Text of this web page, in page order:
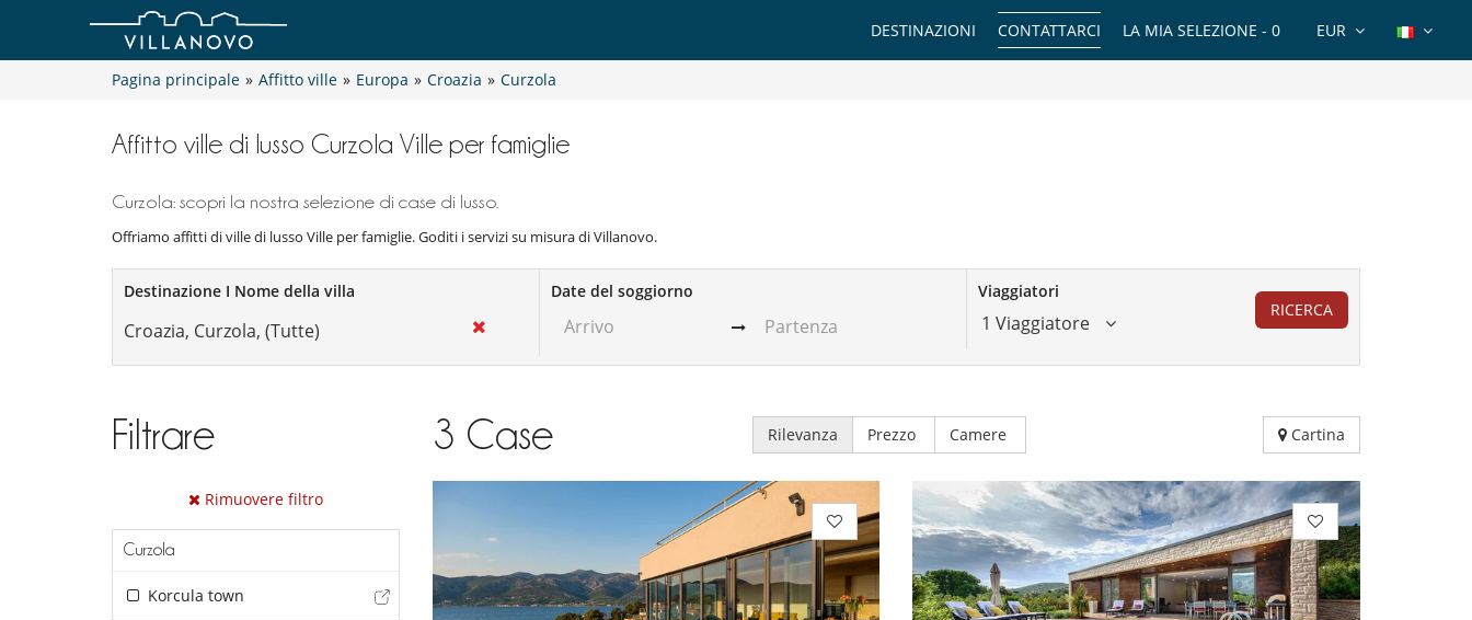
EUR
LA MIA SELEZIONE - 0
CONTATTARCI
DESTINAZIONI
Pagina principale » Affitto ville » Europa » Croazia » Curzola
Affitto ville di lusso Curzola Ville per famiglie
Curzola: scopri la nostra selezione di case di lusso.
Offriamo affitti di ville di lusso Ville per famiglie. Goditi i servizi su misura di Villanovo.
Destinazione I Nome della villa Date del soggiorno Viaggiatori
1 Viaggiatore
RICERCA
Filtrare
Rimuovere filtro
Curzola
Korcula town
3 Case Rilevanza Prezzo Camere Cartina